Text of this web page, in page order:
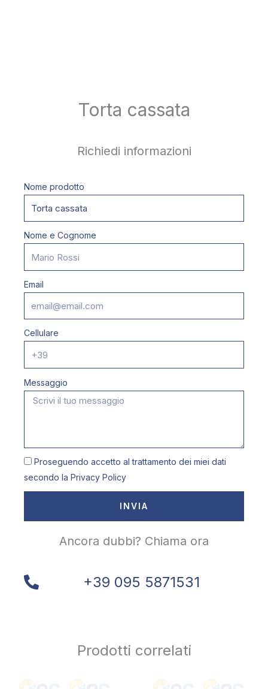
Torta cassata
Richiedi informazioni
Nome prodotto
Nome e Cognome
Email
Cellulare
Messaggio
Proseguendo accetto al trattamento dei miei dati
secondo la Privacy Policy
INVIA
Ancora dubbi? Chiama ora
+39 095 5871531
Prodotti correlati